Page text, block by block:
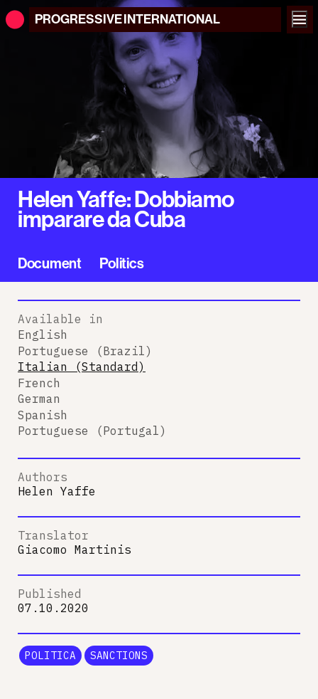
PROGRESSIVEINTERNATIONAL
Helen Yaffe: Dobbiamo
imparare da Cuba
Document Politics
Available in
English
Portuguese (Brazil)
Italian (Standard)
French
German
Spanish
Portuguese (Portugal)
Authors
Helen Yaffe
Translator
Giacomo Martinis
Published
07.10.2020
POLITICA SANCTIONS